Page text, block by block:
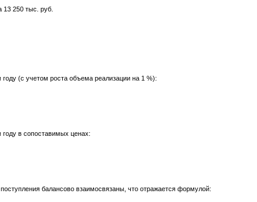
13 250 тыс. руб.
(с учетом роста объема реализации на 1 %):
в сопоставимых ценах:
балансово взаимосвязаны, что отражается формулой: